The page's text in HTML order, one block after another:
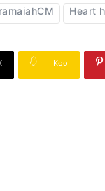
Heart
Koo